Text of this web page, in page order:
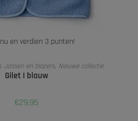
en verdien 3 punten!
AAN WINKELWAGEN
, Jassen en blazers, Nieuwe collectie
Gilet | blauw
€29,95